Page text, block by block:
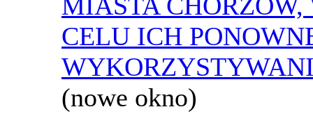
CELU ICH
(nowe okno)